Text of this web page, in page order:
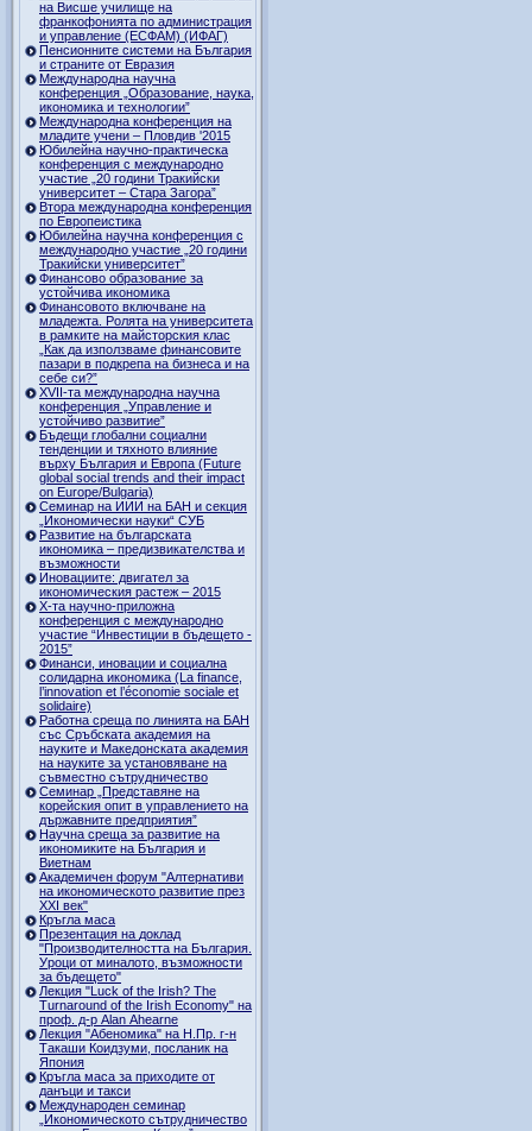
на Висше училище на
франкофонията по администрация
и управление (ЕСФАМ) (ИФАГ)
Пенсионните системи на България
и страните от Евразия
Международна научна
конференция „Образование, наука,
икономика и технологии”
Международна конференция на
младите учени – Пловдив '2015
Юбилейна научно-практическа
конференция с международно
участие „20 години Тракийски
университет – Стара Загора”
Втора международна конференция
по Европеистика
Юбилейна научна конференция с
международно участие „20 години
Тракийски университет”
Финансово образование за
устойчива икономика
Финансовото включване на
младежта. Ролята на университета
в рамките на майсторския клас
„Как да използваме финансовите
пазари в подкрепа на бизнеса и на
себе си?”
XVII-та международна научна
конференция „Управление и
устойчиво развитие”
Бъдещи глобални социални
тенденции и тяхното влияние
върху България и Европа (Future
global social trends and their impact
on Europe/Bulgaria)
Семинар на ИИИ на БАН и секция
„Икономически науки“ СУБ
Развитие на българската
икономика – предизвикателства и
възможности
Иновациите: двигател за
икономическия растеж – 2015
Х-та научно-приложна
конференция с международно
участие “Инвестиции в бъдещето -
2015”
Финанси, иновации и социална
солидарна икономика (La finance,
l’innovation et l’économie sociale et
solidaire)
Работна среща по линията на БАН
със Сръбската академия на
науките и Македонската академия
на науките за установяване на
съвместно сътрудничество
Семинар „Представяне на
корейския опит в управлението на
държавните предприятия”
Научна среща за развитие на
икономиките на България и
Виетнам
Академичен форум "Алтернативи
на икономическото развитие през
XXI век"
Кръгла маса
Презентация на доклад
"Производителността на България.
Уроци от миналото, възможности
за бъдещето"
Лекция "Luck of the Irish? The
Turnaround of the Irish Economy" на
проф. д-р Alan Ahearne
Лекция "Абеномика" на Н.Пр. г-н
Такаши Коидзуми, посланик на
Япония
Кръгла маса за приходите от
данъци и такси
Международен семинар
„Икономическото сътрудничество